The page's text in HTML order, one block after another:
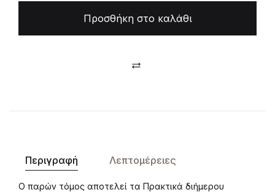
Προσθήκη στο καλάθι
Περιγραφή Λεπτομέρειες
Ο παρών τόμος αποτελεί τα Πρακτικά διήμερου